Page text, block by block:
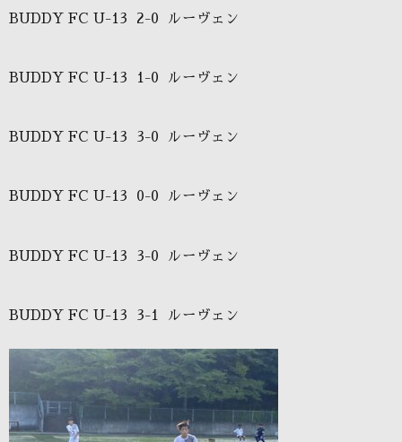
BUDDY FC U-13 2-0 ルーヴェン
BUDDY FC U-13 1-0 ルーヴェン
BUDDY FC U-13 3-0 ルーヴェン
BUDDY FC U-13 0-0 ルーヴェン
BUDDY FC U-13 3-0 ルーヴェン
BUDDY FC U-13 3-1 ルーヴェン